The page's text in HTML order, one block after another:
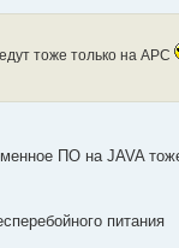
тоже только на АРС
ПО на JAVA
питания